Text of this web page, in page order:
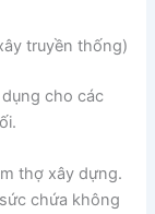
truyền thống)
cho các
thợ xây dựng.
chứa không